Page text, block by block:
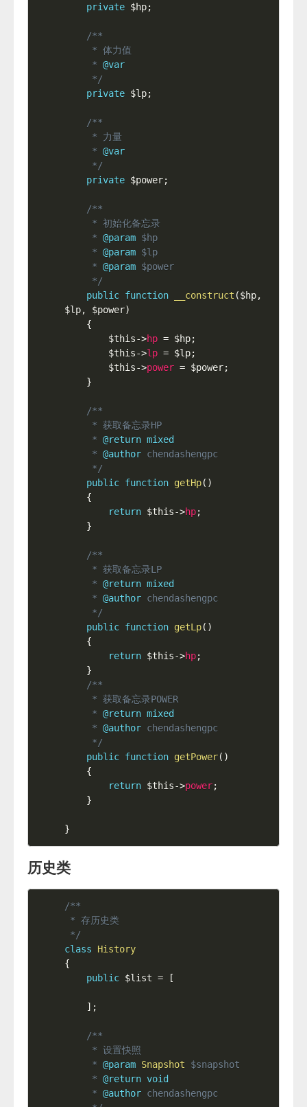
private $hp;
/**
     *
@var
     */
private $lp;
/**
     *
@var
     */
private $power;
/**
     *
@param $hp
     *
@param $lp
     *
@param $power
     */
public function __construct ($hp,
$lp, $power)
{
$this->hp = $hp;
$this->lp = $lp;
$this->power = $power;
}
/**
     *
@return mixed
     *
@author chendashengpc
     */
public function getHp( )
{
return $this->hp;
}
/**
     *
@return mixed
     *
@author chendashengpc
     */
public function getLp( )
{
return $this->hp;
}
/**
     *
@return mixed
     *
@author chendashengpc
     */
public function getPower( )
{
return $this->power;
}
}
历史类
/**
*/
class
History
{
public $list = [
] ;
/**
     *
@param Snapshot
$snapshot
     *
@return void
     *
@author chendashengpc